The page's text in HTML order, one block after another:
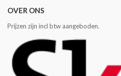
OVER ONS
Prijzen zijn incl btw aangeboden.